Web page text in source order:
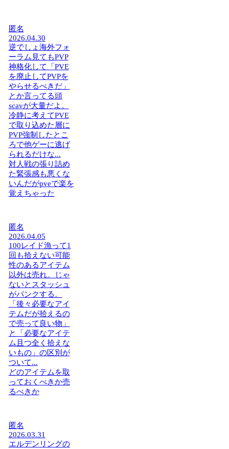
匿名
2026.04.30
逆でしょ海外フォ
ーラム見てもPVP
神格化して「PVE
を廃止してPVPを
やらせるべきだ」
とか言ってる頭
scavが大量だよ。
冷静に考えてPVE
で取り込めた層に
PVP強制したとこ
ろで他ゲーに逃げ
られるだけな...
対人戦の張り詰め
た緊張感も悪くな
いんだがpveで楽を
覚えちゃった
匿名
2026.04.05
100レイド漁って1
回も拾えない可能
性のあるアイテム
以外は売れ。じゃ
ないとスタッシュ
がパンクする。
「後々必要なアイ
テムだが拾えるの
で売って良い物」
と「必要なアイテ
ム且つ全く拾えな
いもの」の区別が
ついて...
どのアイテムを取
っておくべきか売
るべきか
匿名
2026.03.31
エルデンリングの